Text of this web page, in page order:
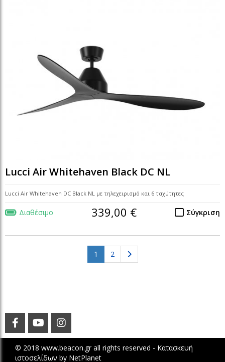
Lucci Air Whitehaven Black DC NL
Lucci Air Whitehaven DC Black NL με τηλεχειρισμό και 6 ταχύτητες
Διαθέσιμο Σύγκριση
339,00 €
1 (current)
2
© 2018 www.beacon.gr all rights reserved - Κατασκευή
ιστοσελίδων by NetPlanet